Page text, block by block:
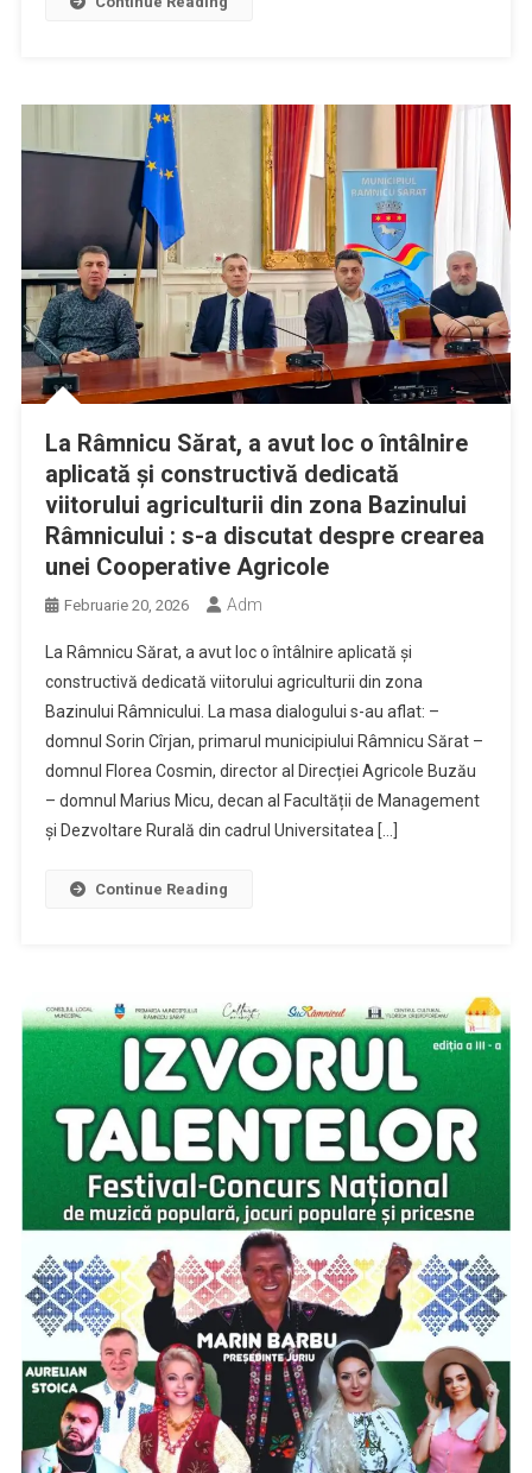
La Râmnicu Sărat, a avut loc o întâlnire
aplicată și constructivă dedicată
viitorului agriculturii din zona Bazinului
Râmnicului : s-a discutat despre crearea
unei Cooperative Agricole
Februarie 20, 2026 Adm
La Râmnicu Sărat, a avut loc o întâlnire aplicată și
constructivă dedicată viitorului agriculturii din zona
Bazinului Râmnicului. La masa dialogului s-au aflat: –
domnul Sorin Cîrjan, primarul municipiului Râmnicu Sărat –
domnul Florea Cosmin, director al Direcției Agricole Buzău
– domnul Marius Micu, decan al Facultății de Management
și Dezvoltare Rurală din cadrul Universitatea […]
Continue Reading